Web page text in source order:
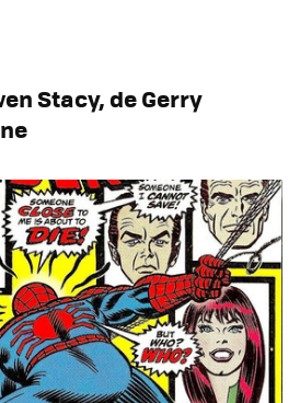
Stacy, de Gerry